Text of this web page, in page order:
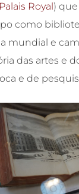
Palais Royal )
como
mundial e
das artes e
e de